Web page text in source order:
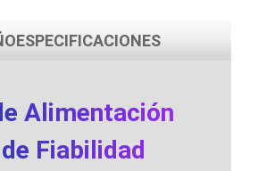
ESPECIFICACIONES
Alimentación
Fiabilidad